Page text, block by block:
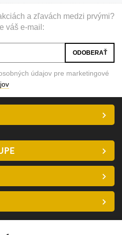
a zľavách medzi prvými?
váš e-mail:
údajov pre marketingové